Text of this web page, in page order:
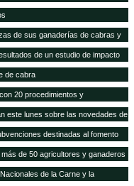
de sus ganaderías de cabras y
conceder las ayudas deja unas
ovinas
de un estudio de impacto
de cabra
20 procedimientos y
este lunes sobre las novedades de
destinadas al fomento
de 50 agricultores y ganaderos
de la Carne y la